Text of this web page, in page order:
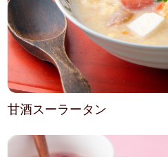
甘酒スーラータン